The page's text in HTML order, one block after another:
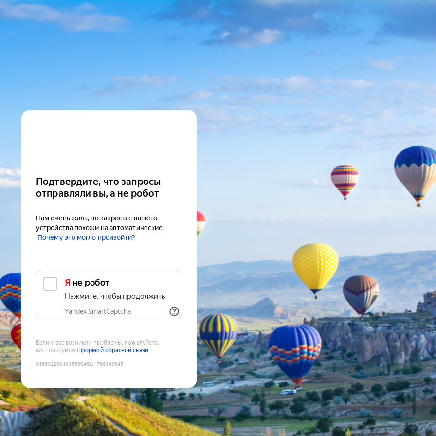
Подтвердите, что запросы
отправляли вы, а не робот
Нам очень жаль, но запросы с вашего
устройства похожи на автоматические.
Почему это могло произойти?
Я не робот
Нажмите, чтобы продолжить
Yandex SmartCaptcha
Если у вас возникли проблемы, пожалуйста,
воспользуйтесьформой обратной связи
9186022601615630462:1786149845